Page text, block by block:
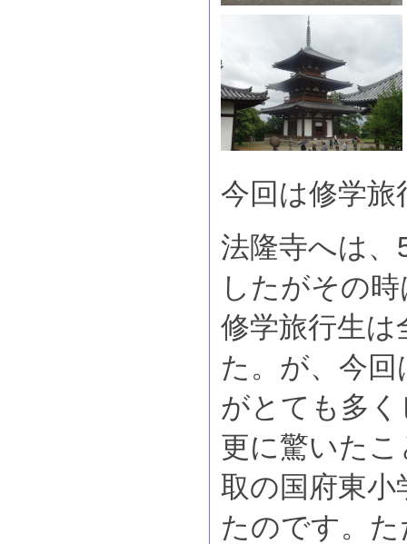
今回は修学
法隆寺へは
したがその
修学旅行生
た。が、今
がとても多
更に驚いた
取の国府東小
たのです。